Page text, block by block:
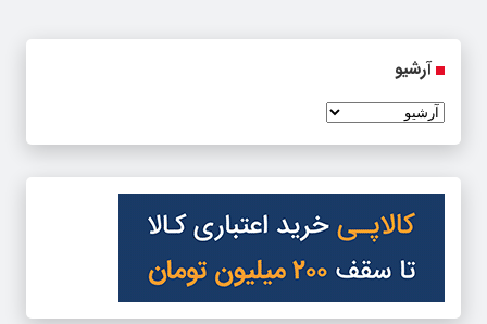
آرشیو